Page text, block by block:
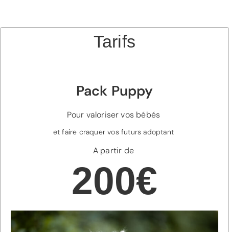
Tarifs
Pack Puppy
Pour valoriser vos bébés
et faire craquervos futurs adoptant
A partir de
200€